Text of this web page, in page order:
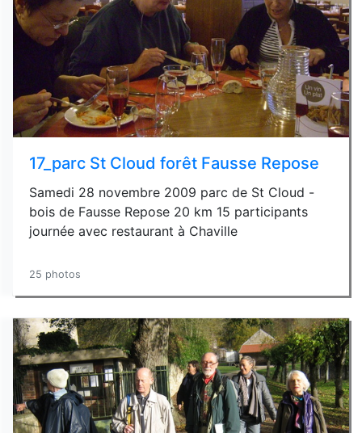
17_parc St Cloud forêt Fausse Repose
Samedi 28 novembre 2009 parc de St Cloud -
bois de Fausse Repose 20 km 15 participants
journée avec restaurant à Chaville
25 photos